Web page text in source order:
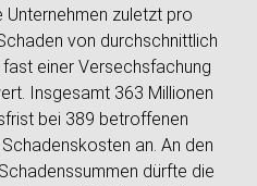
zuletzt pro
von durchschnittlich
einer Versechsfachung
Insgesamt 363 Millionen
bei 389 betroffenen
an. An den
dürfte die